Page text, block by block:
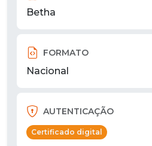
Betha
FORMATO
Nacional
AUTENTICAÇÃO
Certificado digital